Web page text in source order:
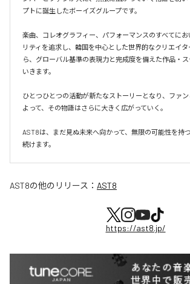
プトに誕生したボーイズグループです。
楽曲、コレオグラフィー、パフォーマンスのすべてに
リティを追求し、韓国を中心とした世界的なクリエイ
ら、グローバル基準の表現力と完成度を備えた作品・
いきます。
ひとつひとつの活動が新たなストーリーとなり、ファ
よって、その物語はさらに大きく広がっていく。
AST8は、まだ見ぬ未来へ向かって、無限の可能性を持
続けます。
AST8の他のリリース： AST8
https://ast8.jp/